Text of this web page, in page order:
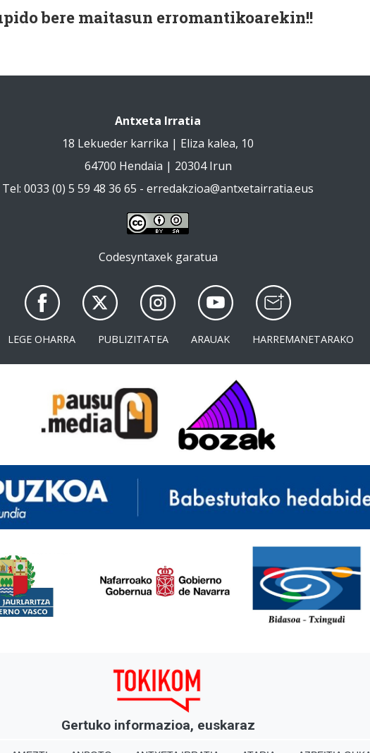
bere maitasun erromantikoarekin!!
Antxeta Irratia
18 Lekueder karrika | Eliza kalea, 10
64700 Hendaia | 20304 Irun
Tel: 0033 (0) 5 59 48 36 65 - erredakzioa@antxetairratia.eus
Codesyntaxek garatua
LEGE OHARRA PUBLIZITATEA ARAUAK HARREMANETARAKO
Gertuko informazioa, euskaraz